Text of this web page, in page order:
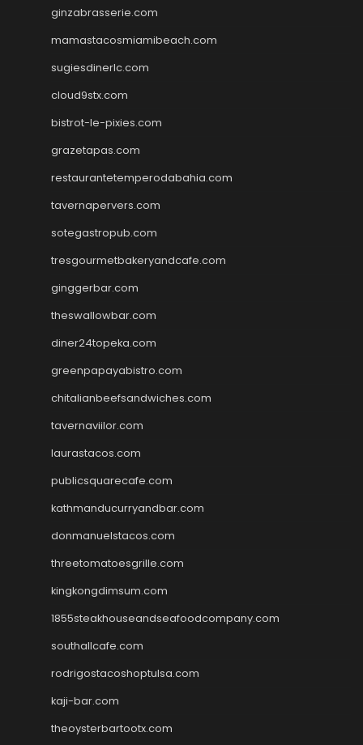
ginzabrasserie.com
mamastacosmiamibeach.com
sugiesdinerlc.com
cloud9stx.com
bistrot-le-pixies.com
grazetapas.com
restaurantetemperodabahia.com
tavernapervers.com
sotegastropub.com
tresgourmetbakeryandcafe.com
ginggerbar.com
theswallowbar.com
diner24topeka.com
greenpapayabistro.com
chitalianbeefsandwiches.com
tavernaviilor.com
laurastacos.com
publicsquarecafe.com
kathmanducurryandbar.com
donmanuelstacos.com
threetomatoesgrille.com
kingkongdimsum.com
1855steakhouseandseafoodcompany.com
southallcafe.com
rodrigostacoshoptulsa.com
kaji-bar.com
theoysterbartootx.com